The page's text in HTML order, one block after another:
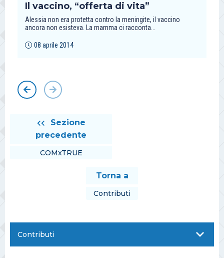
Il vaccino, “offerta di vita”
Alessia non era protetta contro la meningite, il vaccino
ancora non esisteva. La mamma ci racconta…
08 aprile 2014
Sezione
precedente
COMxTRUE
Torna a
Contributi
Contributi